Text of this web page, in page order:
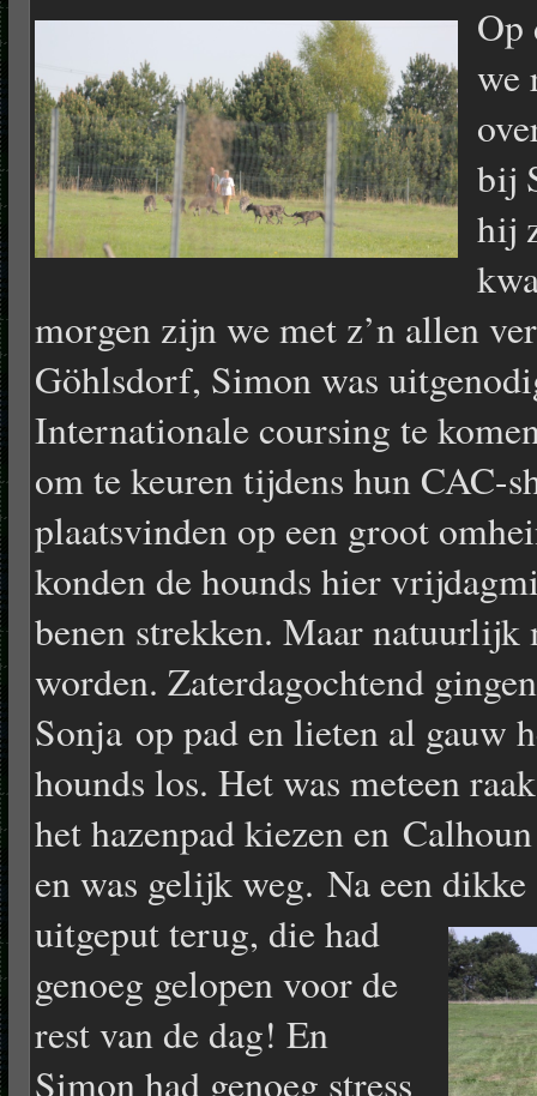
Op
we
bij
hij
morgen zijn we met z’n allen
Göhlsdorf, Simon was
Internationale coursing te
om te keuren tijdens hun CAC-
plaatsvinden op een groot
konden de hounds hier
benen strekken. Maar natuurlijk
worden. Zaterdagochtend
Sonja op pad en lieten al gauw
hounds los. Het was meteen
het hazenpad kiezen en
en was gelijk weg. Na een
uitgeput terug, die had
genoeg gelopen voor de
rest van de dag! En
Simon had genoeg stress